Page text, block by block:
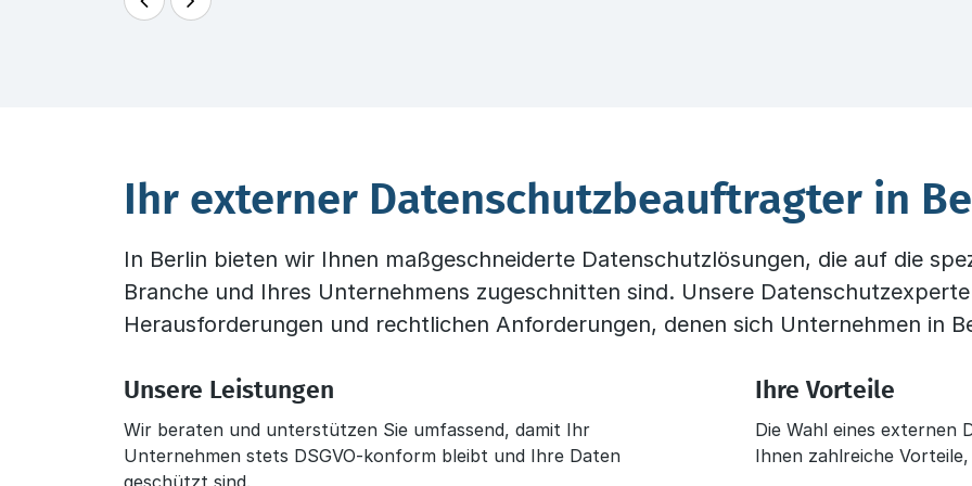
Ihr externer Datenschutzbeauftragter in
In Berlin bieten wir Ihnen maßgeschneiderte Datenschutzlösungen, die auf die
Branche und Ihres Unternehmens zugeschnitten sind. Unsere
Herausforderungen und rechtlichen Anforderungen, denen sich Unternehmen in
Unsere Leistungen
Wir beraten und unterstützen Sie umfassend, damit Ihr
Unternehmen stets DSGVO-konform bleibt und Ihre Daten
geschützt sind.
Ihre Vorteile
Die Wahl eines
Ihnen zahlreiche